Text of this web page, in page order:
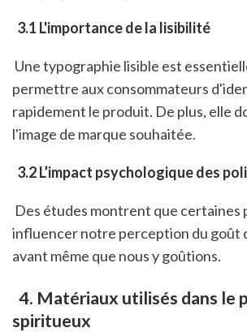
3.1 L'importance de la lisibilité
permettre aux consommateurs
rapidement le produit. De plus, elle
l'image de marque souhaitée.
3.2 L’impact psychologique des
influencer notre perception du goût
avant même que nous y goûtions.
4. Matériaux utilisés dans le
spiritueux